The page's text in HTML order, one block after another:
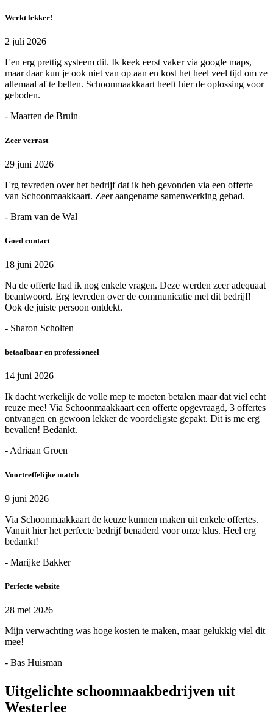
Werkt lekker!
2 juli 2026
Een erg prettig systeem dit. Ik keek eerst vaker via google maps,
maar daar kun je ook niet van op aan en kost het heel veel tijd om ze
allemaal af te bellen. Schoonmaakkaart heeft hier de oplossing voor
geboden.
- Maarten de Bruin
Zeer verrast
29 juni 2026
Erg tevreden over het bedrijf dat ik heb gevonden via een offerte
van Schoonmaakkaart. Zeer aangename samenwerking gehad.
- Bram van de Wal
Goed contact
18 juni 2026
Na de offerte had ik nog enkele vragen. Deze werden zeer adequaat
beantwoord. Erg tevreden over de communicatie met dit bedrijf!
Ook de juiste persoon ontdekt.
- Sharon Scholten
betaalbaar en professioneel
14 juni 2026
Ik dacht werkelijk de volle mep te moeten betalen maar dat viel echt
reuze mee! Via Schoonmaakkaart een offerte opgevraagd, 3 offertes
ontvangen en gewoon lekker de voordeligste gepakt. Dit is me erg
bevallen! Bedankt.
- Adriaan Groen
Voortreffelijke match
9 juni 2026
Via Schoonmaakkaart de keuze kunnen maken uit enkele offertes.
Vanuit hier het perfecte bedrijf benaderd voor onze klus. Heel erg
bedankt!
- Marijke Bakker
Perfecte website
28 mei 2026
Mijn verwachting was hoge kosten te maken, maar gelukkig viel dit
mee!
- Bas Huisman
Uitgelichte schoonmaakbedrijven uit
Westerlee